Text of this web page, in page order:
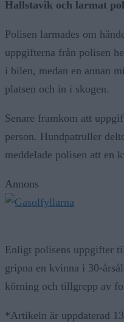
Hallstavik och larmat
Polisen larmades om
uppgifterna från polisen
i bilen, medan en annan
platsen och in i skogen.
Senare framkom att
person. Hundpatruller
meddelade polisen att en
Annons
Enligt polisens uppgifter
gripna en kvinna i 30-
körning och tillgrepp av
*Artikeln är uppdaterad